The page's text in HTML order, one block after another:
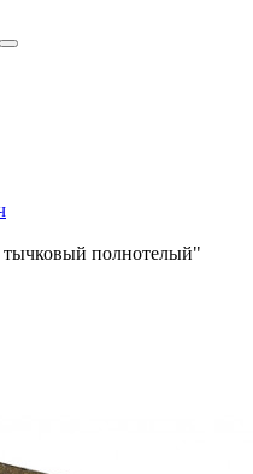
тычковый полнотелый"